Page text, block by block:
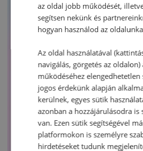
az oldal jobb működését,
segítsen nekünk és
hogyan használod az
Az oldal használatával
navigálás, görgetés az
működéséhez elengedhetetlen
jogos érdekünk alapján
kerülnek, egyes sütik
azonban a hozzájárulásodra is
van. Ezen sütik segítségével
platformokon is személyre
hirdetéseket tudunk